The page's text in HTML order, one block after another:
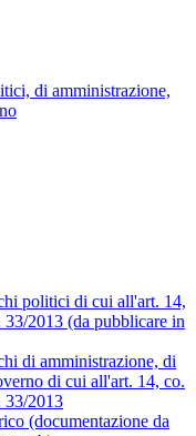
di amministrazione,
politici di cui all'art. 14,
2013 (da pubblicare in
di amministrazione, di
di cui all'art. 14, co.
33/2013
(documentazione da